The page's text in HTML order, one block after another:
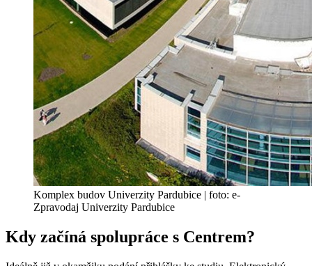
Komplex budov Univerzity Pardubice | foto: e-
Zpravodaj Univerzity Pardubice
Kdy začíná spolupráce s Centrem?